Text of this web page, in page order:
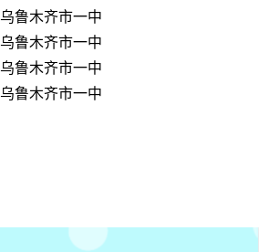
乌鲁木齐市一中
乌鲁木齐市一中
乌鲁木齐市一中
乌鲁木齐市一中